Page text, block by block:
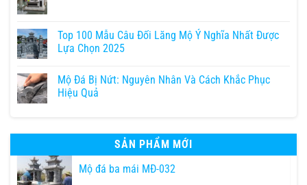
Top 100 Mẫu Câu Đối Lăng Mộ Ý Nghĩa Nhất Được
Lựa Chọn 2025
Mộ Đá Bị Nứt: Nguyên Nhân Và Cách Khắc Phục
Hiệu Quả
SẢN PHẨM MỚI
Mộ đá ba mái MĐ-032